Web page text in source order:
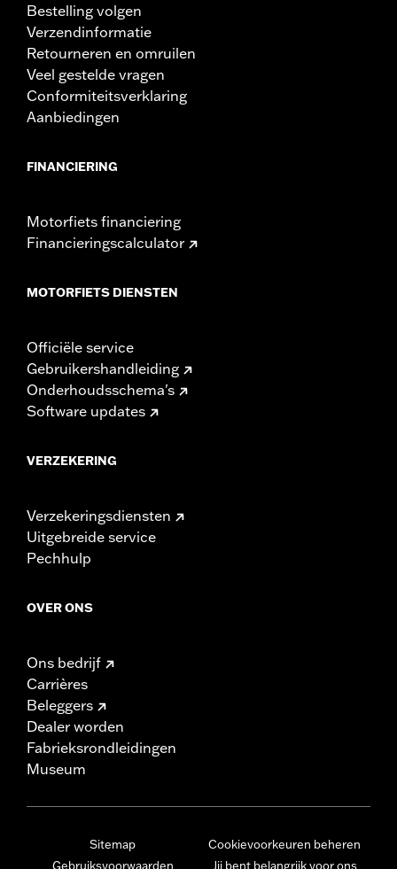
Bestelling volgen
Verzendinformatie
Retourneren en omruilen
Veel gestelde vragen
Conformiteitsverklaring
Aanbiedingen
FINANCIERING
Motorfiets financiering
Financieringscalculator
MOTORFIETS DIENSTEN
Officiële service
Gebruikershandleiding
Onderhoudsschema's
Software updates
VERZEKERING
Verzekeringsdiensten
Uitgebreide service
Pechhulp
OVER ONS
Ons bedrijf
Carrières
Beleggers
Dealer worden
Fabrieksrondleidingen
Museum
Sitemap
Gebruiksvoorwaarden
Cookievoorkeuren beheren
Jij bent belangrijk voor ons